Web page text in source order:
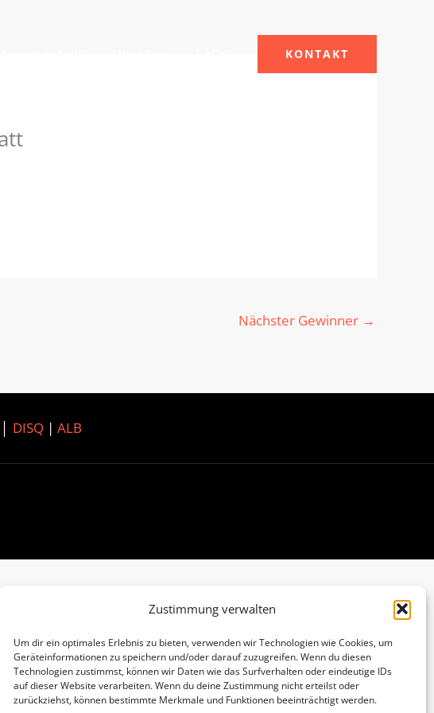
Zustimmung verwalten
Um dir ein optimales Erlebnis zu bieten, verwenden wir Technologien wie Cookies, um
Geräteinformationen zu speichern und/oder darauf zuzugreifen. Wenn du diesen
Technologien zustimmst, können wir Daten wie das Surfverhalten oder eindeutige IDs
auf dieser Website verarbeiten. Wenn du deine Zustimmung nicht erteilst oder
zurückziehst, können bestimmte Merkmale und Funktionen beeinträchtigt werden.
KONTAKT
Nächster Gewinner →
DISQ| ALB